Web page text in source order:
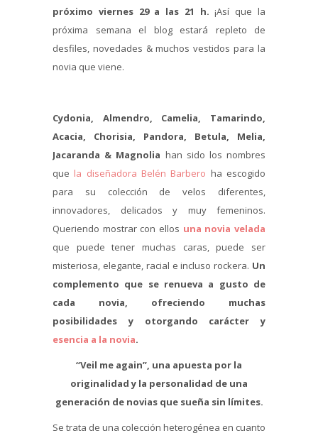
próximo viernes 29 a las 21 h. ¡Así que la
próxima semana el blog estará repleto de
desfiles, novedades & muchos vestidos para la
novia que viene.
Cydonia, Almendro, Camelia, Tamarindo,
Acacia, Chorisia, Pandora, Betula, Melia,
Jacaranda & Magnolia han sido los nombres
que la diseñadora Belén Barbero ha escogido
para su colección de velos diferentes,
innovadores, delicados y muy femeninos.
Queriendo mostrar con ellos una novia velada
que puede tener muchas caras, puede ser
misteriosa, elegante, racial e incluso rockera. Un
complemento que se renueva a gusto de
cada novia, ofreciendo muchas
posibilidades y otorgando carácter y
esencia a la novia.
“Veil me again”, una apuesta por la
originalidad y la personalidad de una
generación de novias que sueña sin límites.
Se trata de una colección heterogénea en cuanto